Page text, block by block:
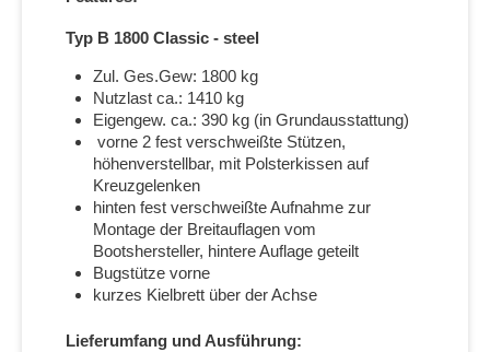
Typ B 1800 Classic - steel
Zul. Ges.Gew: 1800 kg
Nutzlast ca.: 1410 kg
Eigengew. ca.: 390 kg (in Grundausstattung)
vorne 2 fest verschweißte Stützen,
höhenverstellbar, mit Polsterkissen auf
Kreuzgelenken
hinten fest verschweißte Aufnahme zur
Montage der Breitauflagen vom
Bootshersteller, hintere Auflage geteilt
Bugstütze vorne
kurzes Kielbrett über der Achse
Lieferumfang und Ausführung: